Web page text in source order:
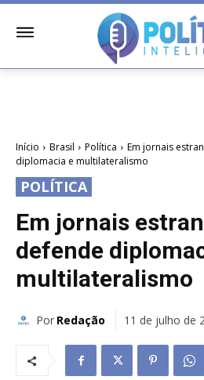
Início Brasil Política
Em jornais
diplomacia e multilateralismo
POLÍTICA
Em jornais
defende
multilateralismo
Por Redação 11 de julho de